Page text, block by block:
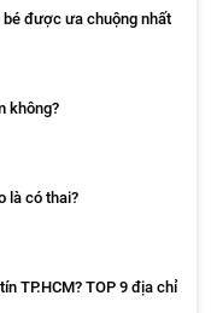
bé được ưa chuộng nhất
không?
là có thai?
TP.HCM? TOP 9 địa chỉ